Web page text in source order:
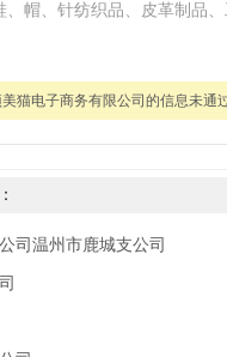
、帽、针纺织品、皮革制品
猫电子商务有限公司的信息未通
司温州市鹿城支公司